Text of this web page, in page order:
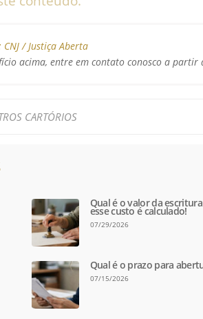
CNJ / Justiça Aberta
acima, entre em contato conosco a partir
Qual é o valor da
esse custo é calculado!
07/29/2026
Qual é o prazo para
07/15/2026